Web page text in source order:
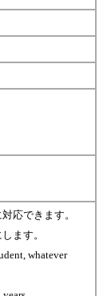
応できます。
ます。
whatever